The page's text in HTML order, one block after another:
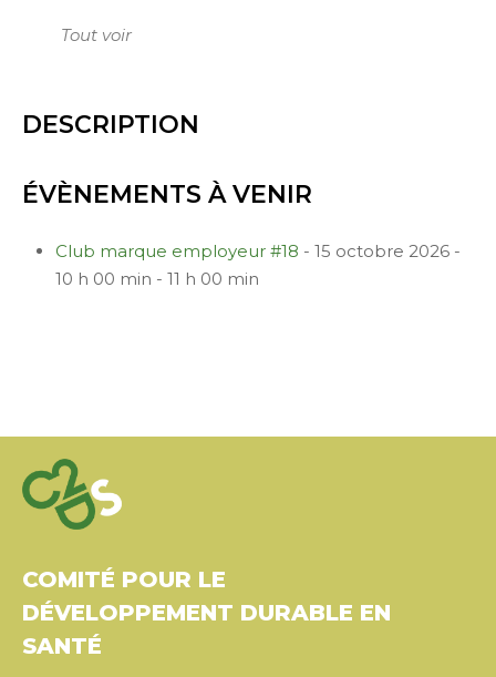
Tout voir
DESCRIPTION
ÉVÈNEMENTS À VENIR
Club marque employeur #18 - 15 octobre 2026 -
10 h 00 min - 11 h 00 min
COMITÉ POUR LE
DÉVELOPPEMENT DURABLE EN
SANTÉ